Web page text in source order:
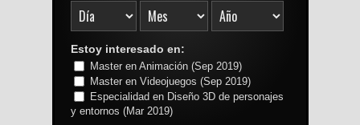
Estoy interesado en:
Master en Animación (Sep 2019)
Master en Videojuegos (Sep 2019)
Especialidad en Diseño 3D de personajes
y entornos (Mar 2019)